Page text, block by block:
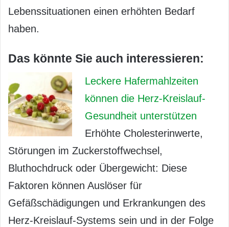
Lebenssituationen einen erhöhten Bedarf
haben.
Das könnte Sie auch interessieren:
Leckere Hafermahlzeiten
können die Herz-Kreislauf-
Gesundheit unterstützen
Erhöhte Cholesterinwerte,
Störungen im Zuckerstoffwechsel,
Bluthochdruck oder Übergewicht: Diese
Faktoren können Auslöser für
Gefäßschädigungen und Erkrankungen des
Herz-Kreislauf-Systems sein und in der Folge